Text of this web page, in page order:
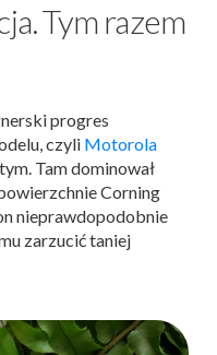
Tym razem
progres
czyli Motorola
Tam dominował
Corning
nieprawdopodobnie
zarzucić taniej